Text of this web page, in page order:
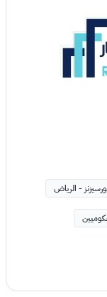
- الرياض